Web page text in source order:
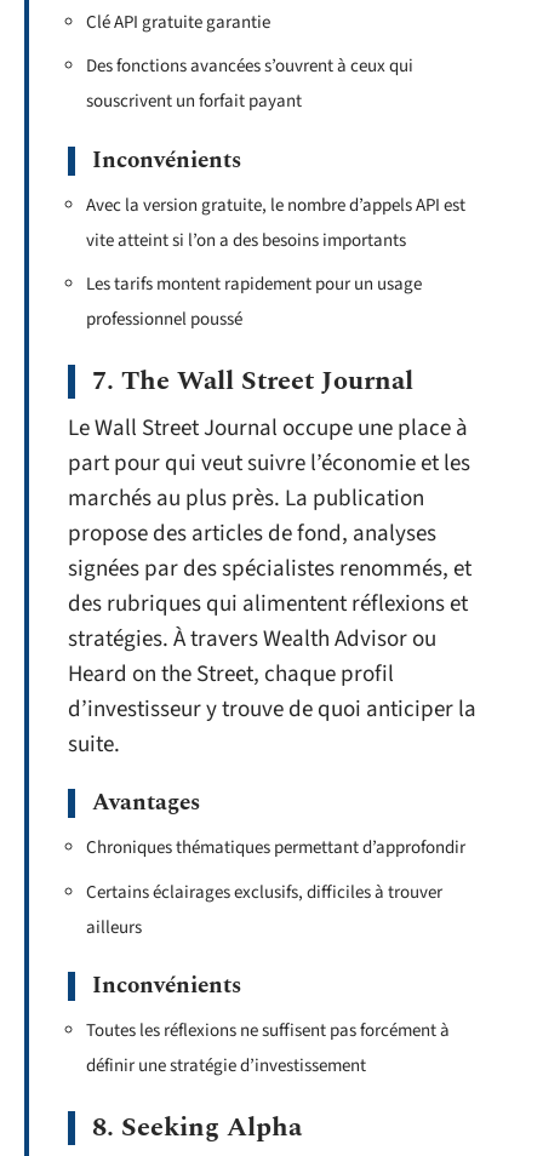
Clé API gratuite garantie
Des fonctions avancées s’ouvrent à ceux qui
souscrivent un forfait payant
Inconvénients
Avec la version gratuite, le nombre d’appels API est
vite atteint si l’on a des besoins importants
Les tarifs montent rapidement pour un usage
professionnel poussé
7. The Wall Street Journal
Le Wall Street Journal occupe une place à
part pour qui veut suivre l’économie et les
marchés au plus près. La publication
propose des articles de fond, analyses
signées par des spécialistes renommés, et
des rubriques qui alimentent réflexions et
stratégies. À travers Wealth Advisor ou
Heard on the Street, chaque profil
d’investisseur y trouve de quoi anticiper la
suite.
Avantages
Chroniques thématiques permettant d’approfondir
Certains éclairages exclusifs, difficiles à trouver
ailleurs
Inconvénients
Toutes les réflexions ne suffisent pas forcément à
définir une stratégie d’investissement
8. Seeking Alpha